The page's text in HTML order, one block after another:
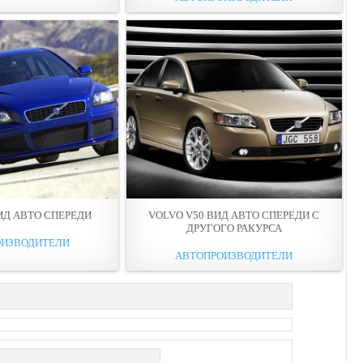
АВТО СПЕРЕДИ
VOLVO V50 ВИД АВТО СПЕРЕДИ С
ДРУГОГО РАКУРСА
АВТОПРОИЗВОДИТЕЛИ